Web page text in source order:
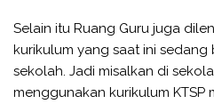
Selain itu Ruang Guru juga
kurikulum yang saat ini
sekolah. Jadi misalkan di
menggunakan kurikulum KTSP